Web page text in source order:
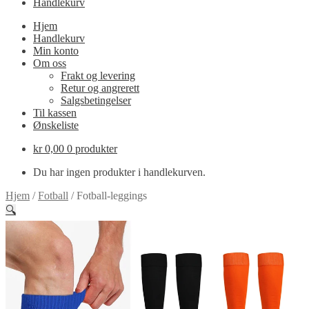
Handlekurv
Hjem
Handlekurv
Min konto
Om oss
Frakt og levering
Retur og angrerett
Salgsbetingelser
Til kassen
Ønskeliste
kr0,00 0 produkter
Du har ingen produkter i handlekurven.
Hjem /Fotball /Fotball-leggings
🔍